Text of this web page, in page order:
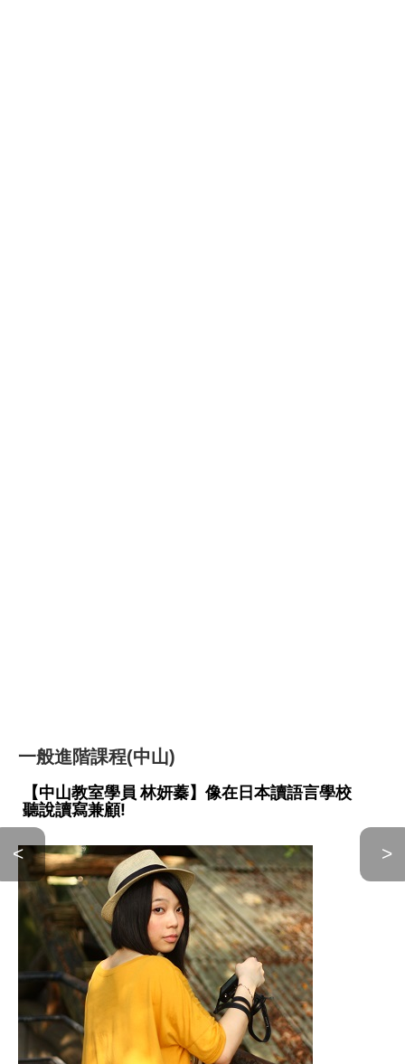
一般進階課程(中山)
【中山教室學員 林妍蓁】像在日本讀語言學校
聽說讀寫兼顧!
< >